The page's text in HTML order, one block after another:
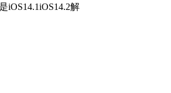
iOS14.1iOS14.2解